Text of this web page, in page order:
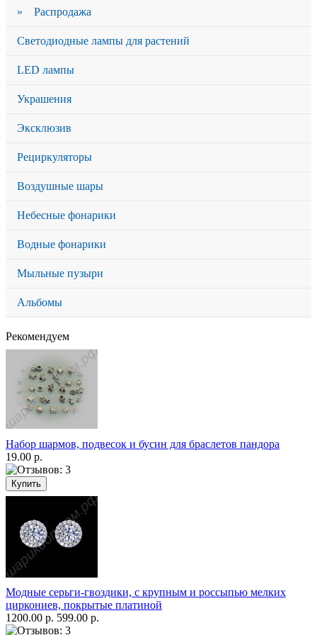
» Распродажа
Светодиодные лампы для растений
LED лампы
Украшения
Эксклюзив
Рециркуляторы
Воздушные шары
Небесные фонарики
Водные фонарики
Мыльные пузыри
Альбомы
Рекомендуем
Набор шармов, подвесок и бусин для браслетов пандора
19.00 р.
Модные серьги-гвоздики, с крупным и россыпью мелких
циркониев, покрытые платиной
1200.00 р. 599.00 р.